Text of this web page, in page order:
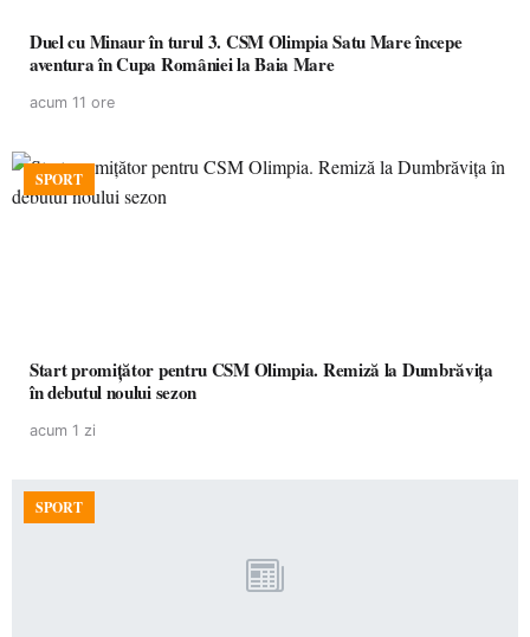
Duel cu Minaur în turul 3. CSM Olimpia Satu Mare începe
aventura în Cupa României la Baia Mare
acum 11 ore
SPORT
Start promițător pentru CSM Olimpia. Remiză la Dumbrăvița
în debutul noului sezon
acum 1 zi
SPORT